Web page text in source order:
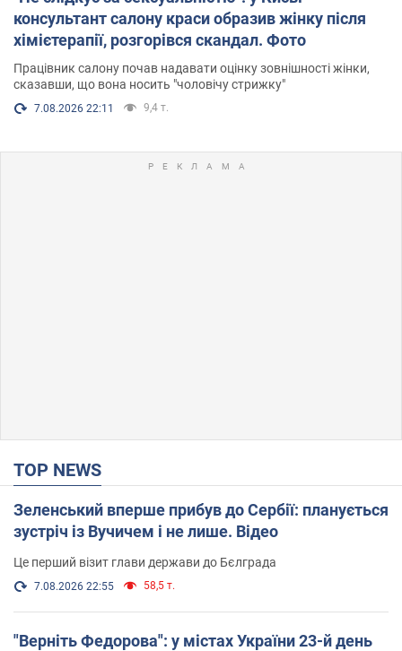
консультант салону краси образив жінку після
хімієтерапії, розгорівся скандал. Фото
Працівник салону почав надавати оцінку зовнішності жінки,
сказавши, що вона носить "чоловічу стрижку"
7.08.2026 22:11 9,4 т.
TOP NEWS
Зеленський вперше прибув до Сербії: планується
зустріч із Вучичем і не лише. Відео
Це перший візит глави держави до Бєлграда
7.08.2026 22:55 58,5 т.
"Верніть Федорова": у містах України 23-й день